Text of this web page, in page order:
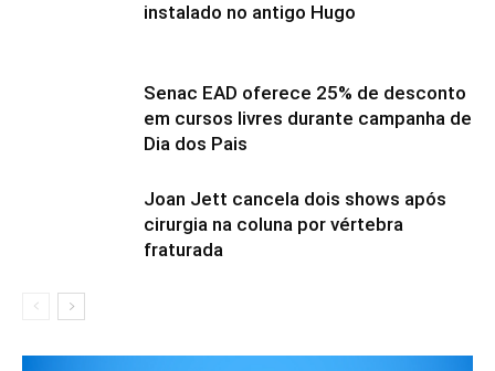
instalado no antigo Hugo
Senac EAD oferece 25% de desconto
em cursos livres durante campanha de
Dia dos Pais
Joan Jett cancela dois shows após
cirurgia na coluna por vértebra
fraturada